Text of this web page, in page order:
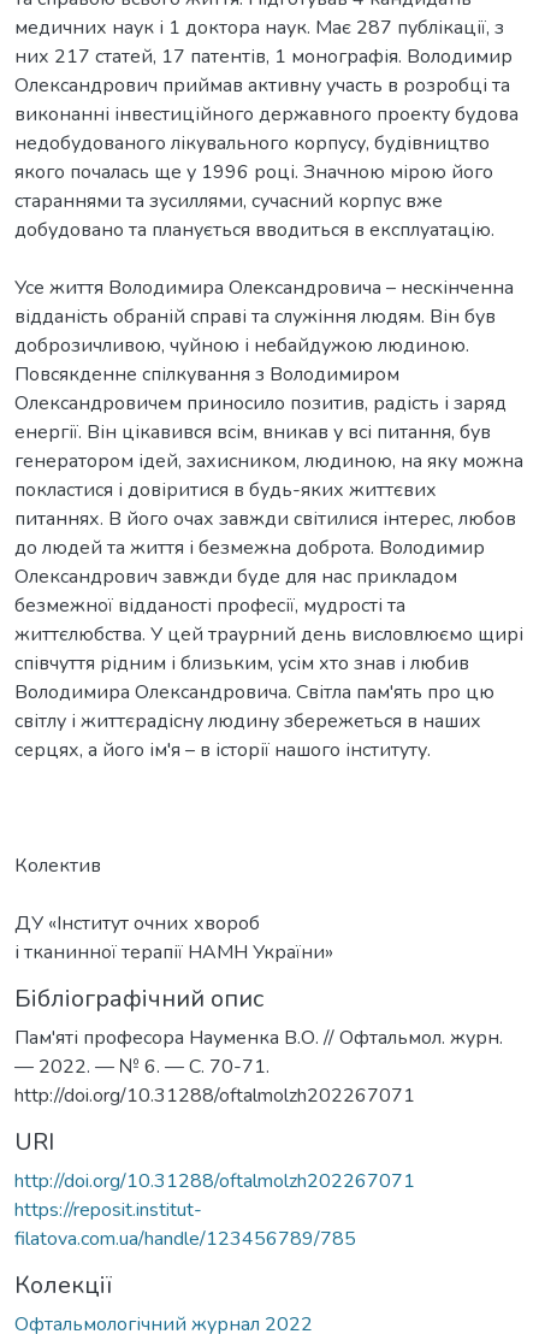
медичних наук і 1 доктора наук. Має 287 публікації, з
них 217 статей, 17 патентів, 1 монографія. Володимир
Олександрович приймав активну участь в розробці та
виконанні інвестиційного державного проекту будова
недобудованого лікувального корпусу, будівництво
якого почалась ще у 1996 році. Значною мірою його
стараннями та зусиллями, сучасний корпус вже
добудовано та планується вводиться в експлуатацію.
Усе життя Володимира Олександровича – нескінченна
відданість обраній справі та служіння людям. Він був
доброзичливою, чуйною і небайдужою людиною.
Повсякденне спілкування з Володимиром
Олександровичем приносило позитив, радість і заряд
енергії. Він цікавився всім, вникав у всі питання, був
генератором ідей, захисником, людиною, на яку можна
покластися і довіритися в будь-яких життєвих
питаннях. В його очах завжди світилися інтерес, любов
до людей та життя і безмежна доброта. Володимир
Олександрович завжди буде для нас прикладом
безмежної відданості професії, мудрості та
життєлюбства. У цей траурний день висловлюємо щирі
співчуття рідним і близьким, усім хто знав і любив
Володимира Олександровича. Світла пам'ять про цю
світлу і життєрадісну людину збережеться в наших
серцях, а його ім'я – в історії нашого інституту.
Колектив
ДУ «Інститут очних хвороб
і тканинної терапії НАМН України»
Бібліографічний опис
Пам'яті професора Науменка В.О. // Офтальмол. журн.
— 2022. — № 6. — С. 70-71.
http://doi.org/10.31288/oftalmolzh202267071
URI
http://doi.org/10.31288/oftalmolzh202267071
https://reposit.institut-
filatova.com.ua/handle/123456789/785
Колекції
Офтальмологічний журнал 2022